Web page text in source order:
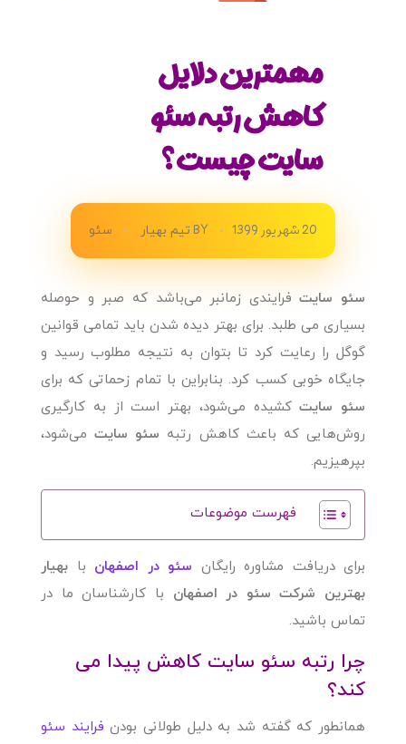
مهمترین دلایل
کاهش رتبه سئو
سایت چیست؟
20 شهریور 1399 BYتیم بهیار سئو
سئو سایتفرایندی زمانبر می‌باشد که صبر و حوصله
بسیاری می طلبد. برای بهتر دیده شدن باید تمامی قوانین
گوگل را رعایت کرد تا بتوان به نتیجه مطلوب رسید و
جایگاه خوبی کسب کرد. بنابراین با تمام زحماتی که برای
سئو سایتکشیده می‌شود، بهتر است از به کارگیری
روش‌هایی که باعث کاهش رتبه سئو سایتمی‌شود،
بپرهیزیم.
فهرست موضوعات
برای دریافت مشاوره رایگان سئو در اصفهان با بهیار
بهترین شرکت سئو در اصفهان با کارشناسان ما در
تماس باشید.
چرا رتبه سئو سایت کاهش پیدا می
کند؟
همانطور که گفته شد به دلیل طولانی بودن فرایند سئو